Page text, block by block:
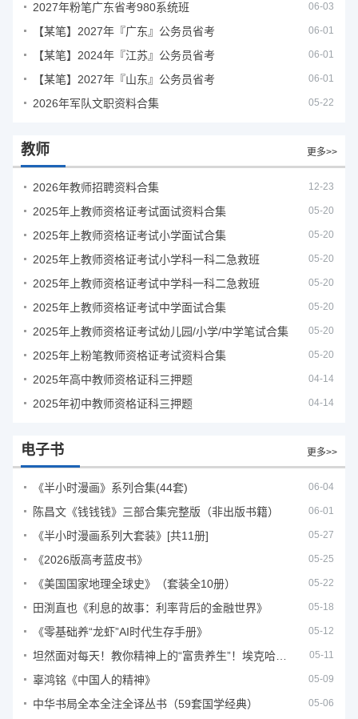
2027年粉笔广东省考980系统班 06-03
【某笔】2027年『广东』公务员省考 06-01
【某笔】2024年『江苏』公务员省考 06-01
【某笔】2027年『山东』公务员省考 06-01
2026年军队文职资料合集 05-22
教师 更多>>
2026年教师招聘资料合集 12-23
2025年上教师资格证考试面试资料合集 05-20
2025年上教师资格证考试小学面试合集 05-20
2025年上教师资格证考试小学科一科二急救班 05-20
2025年上教师资格证考试中学科一科二急救班 05-20
2025年上教师资格证考试中学面试合集 05-20
2025年上教师资格证考试幼儿园/小学/中学笔试合集 05-20
2025年上粉笔教师资格证考试资料合集 05-20
2025年高中教师资格证科三押题 04-14
2025年初中教师资格证科三押题 04-14
电子书 更多>>
《半小时漫画》系列合集(44套) 06-04
陈昌文《钱钱钱》三部合集完整版（非出版书籍） 06-01
《半小时漫画系列大套装》[共11册] 05-27
《2026版高考蓝皮书》 05-25
《美国国家地理全球史》（套装全10册） 05-22
田渕直也《利息的故事：利率背后的金融世界》 05-18
《零基础养“龙虾”AI时代生存手册》 05-12
05-11
辜鸿铭《中国人的精神》 05-09
中华书局全本全注全译丛书（59套国学经典） 05-06